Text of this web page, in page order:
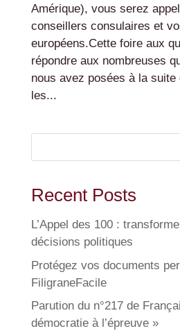
Amérique), vous serez
conseillers consulaires et
européens.Cette foire aux
répondre aux nombreuses
nous avez posées à la
les...
Recent Posts
L’Appel des 100 :
décisions politiques
Protégez vos documents
FiligraneFacile
Parution du n°217 de
démocratie à l’épreuve »